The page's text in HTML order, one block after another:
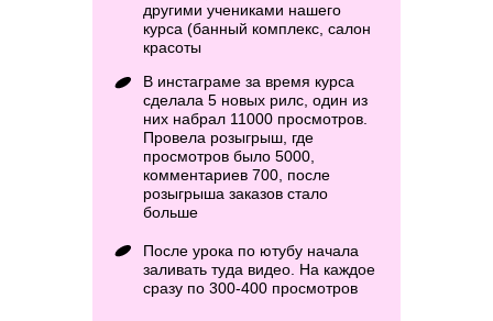
другими учениками нашего
курса (банный комплекс, салон
красоты
В инстаграме за время курса
сделала 5 новых рилс, один из
них набрал 11000 просмотров.
Провела розыгрыш, где
просмотров было 5000,
комментариев 700, после
розыгрыша заказов стало
больше
После урока по ютубу начала
заливать туда видео. На каждое
сразу по 300-400 просмотров